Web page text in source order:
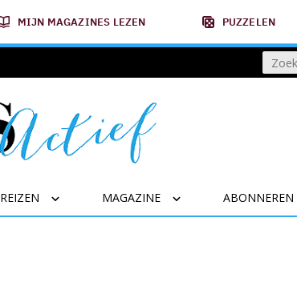
MIJN MAGAZINES LEZEN PUZZELEN
REIZEN MAGAZINE ABONNEREN